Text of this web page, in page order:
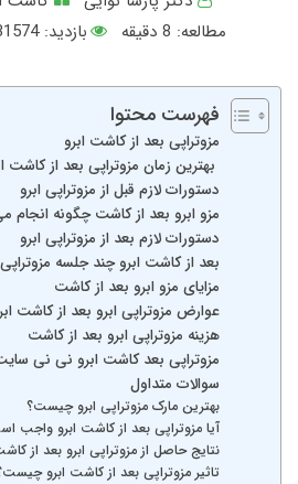
مطالعه: 8 دقیقه بازدید: 31574
فهرست محتوا
مزوتراپی بعد از کاشت ابرو
بهترین زمان مزوتراپی بعد از کاشت
دستورات لازم قبل از مزوتراپی ابرو
مزو ابرو بعد از کاشت چگونه انجام
دستورات لازم بعد از مزوتراپی ابرو
بعد از کاشت ابرو چند جلسه
مزایای مزو ابرو بعد از کاشت
عوارض مزوتراپی ابرو بعد از کاشت
هزینه مزوتراپی ابرو بعد از کاشت
مزوتراپی بعد کاشت ابرو نی نی
سوالات متداول
بهترین مارک مزوتراپی ابرو چیست؟
آیا مزوتراپی بعد از کاشت ابرو واجب
نتایج حاصل از مزوتراپی ابرو بعد
تاثیر مزوتراپی بعد از کاشت ابرو